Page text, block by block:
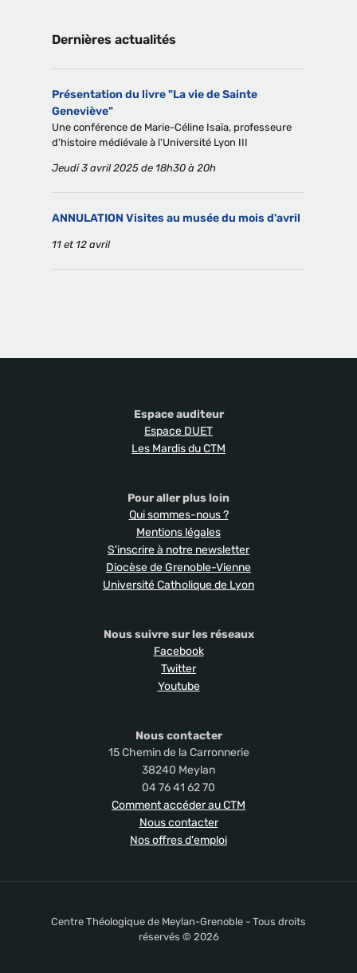
Dernières actualités
Présentation du livre "La vie de Sainte
Geneviève"
Une conférence de Marie-Céline Isaïa, professeure
d'histoire médiévale à l'Université Lyon III
Jeudi 3 avril 2025 de 18h30 à 20h
ANNULATION Visites au musée du mois d'avril
11 et 12 avril
Espace auditeur
Espace DUET
Les Mardis du CTM
Pour aller plus loin
Qui sommes-nous ?
Mentions légales
S'inscrire à notre newsletter
Diocèse de Grenoble-Vienne
Université Catholique de Lyon
Nous suivre sur les réseaux
Facebook
Twitter
Youtube
Nous contacter
15 Chemin de la Carronnerie
38240 Meylan
04 76 41 62 70
Comment accéder au CTM
Nous contacter
Nos offres d'emploi
Centre Théologique de Meylan-Grenoble - Tous droits
réservés © 2026